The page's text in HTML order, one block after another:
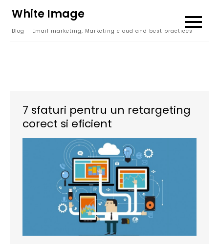
content
White Image
Blog – Email marketing, Marketing cloud and best practices
7 sfaturi pentru un retargeting
corect si eficient